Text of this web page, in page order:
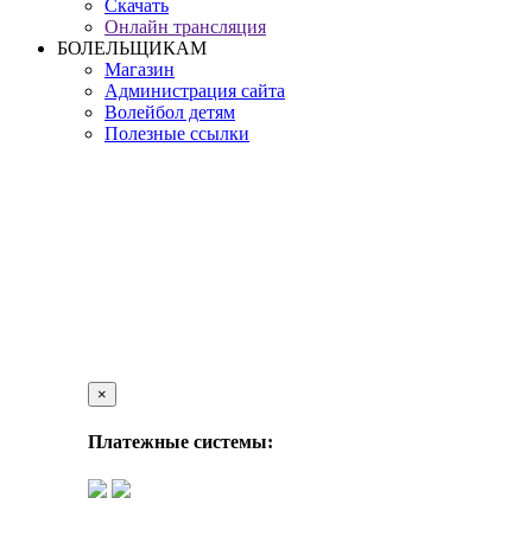
Скачать
Онлайн трансляция
БОЛЕЛЬЩИКАМ
Магазин
Администрация сайта
Волейбол детям
Полезные ссылки
×
Платежные системы: